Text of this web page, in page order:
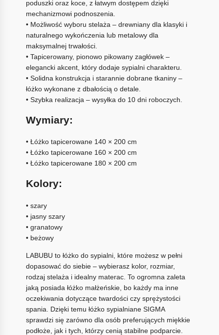
poduszki oraz koce, z łatwym dostępem dzięki
mechanizmowi podnoszenia.
• Możliwość wyboru stelaża – drewniany dla klasyki i
naturalnego wykończenia lub metalowy dla
maksymalnej trwałości.
• Tapicerowany, pionowo pikowany zagłówek –
elegancki akcent, który dodaje sypialni charakteru.
• Solidna konstrukcja i starannie dobrane tkaniny –
łóżko wykonane z dbałością o detale.
• Szybka realizacja – wysyłka do 10 dni roboczych.
Wymiary:
• Łóżko tapicerowane 140 × 200 cm
• Łóżko tapicerowane 160 × 200 cm
• Łóżko tapicerowane 180 × 200 cm
Kolory:
• szary
• jasny szary
• granatowy
• beżowy
LABUBU to łóżko do sypialni, które możesz w pełni
dopasować do siebie – wybierasz kolor, rozmiar,
rodzaj stelaża i idealny materac. To ogromna zaleta
jaką posiada łóżko małżeńskie, bo każdy ma inne
oczekiwania dotyczące twardości czy sprężystości
spania. Dzięki temu łóżko sypialniane SIGMA
sprawdzi się zarówno dla osób preferujących miękkie
podłoże, jak i tych, którzy cenią stabilne podparcie.